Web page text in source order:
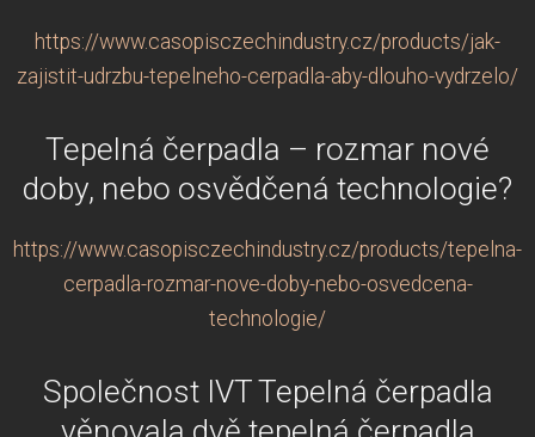
https://www.casopisczechindustry.cz/products/jak-
zajistit-udrzbu-tepelneho-cerpadla-aby-dlouho-vydrzelo/
Tepelná čerpadla – rozmar nové
doby, nebo osvědčená technologie?
https://www.casopisczechindustry.cz/products/tepelna-
cerpadla-rozmar-nove-doby-nebo-osvedcena-
technologie/
Společnost IVT Tepelná čerpadla